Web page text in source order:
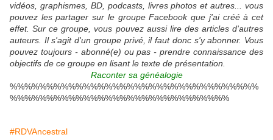
vidéos, graphismes, BD, podcasts, livres photos et autres... vous
pouvez les partager sur le groupe Facebook que j'ai créé à cet
effet. Sur ce groupe, vous pouvez aussi lire des articles d'autres
auteurs. Il s'agit d'un groupe privé, il faut donc s'y abonner. Vous
pouvez toujours - abonné(e) ou pas - prendre connaissance des
objectifs de ce groupe en lisant le texte de présentation.
Raconter sa généalogie
%%%%%%%%%%%%%%%%%%%%%%%%%%%%%%%%%%
%%%%%%%%%%%%%%%%%%%%%%%%%%%%%%
#RDVAncestral